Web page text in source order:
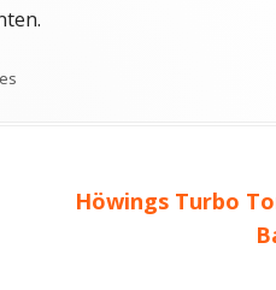
Nächster
Höwings Turbo